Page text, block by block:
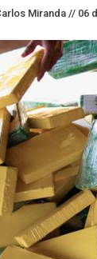
Miranda // 06